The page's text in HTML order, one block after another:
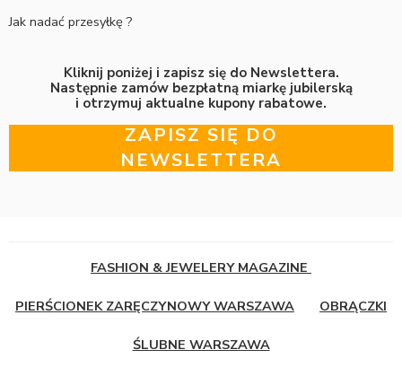
Jak nadać przesyłkę ?
Kliknij poniżej i zapisz się do Newslettera.
Następnie zamów bezpłatną miarkę jubilerską
i otrzymuj aktualne kupony rabatowe.
ZAPISZ SIĘ DO
NEWSLETTERA
FASHION & JEWELERY MAGAZINE
PIERŚCIONEK ZARĘCZYNOWY WARSZAWA OBRĄCZKI
ŚLUBNE WARSZAWA